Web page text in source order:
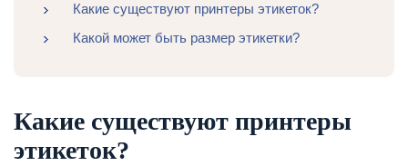
Какие существуют принтеры этикеток?
Какой может быть размер этикетки?
Какие существуют принтеры
этикеток?